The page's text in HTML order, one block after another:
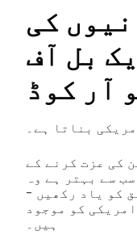
کی
بل آف
آر کوڈ
بناتا ہے۔
کی عزت کرنے کے
سے بہتر ہے وہ
کو یاد رکھیں -
کو موجود
ہیں۔